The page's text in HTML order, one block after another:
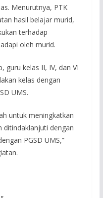
Menurutnya, PTK
hasil belajar murid,
terhadap
oleh murid.
guru kelas II, IV, dan VI
kelas dengan
UMS.
untuk meningkatkan
ditindaklanjuti dengan
PGSD UMS,”